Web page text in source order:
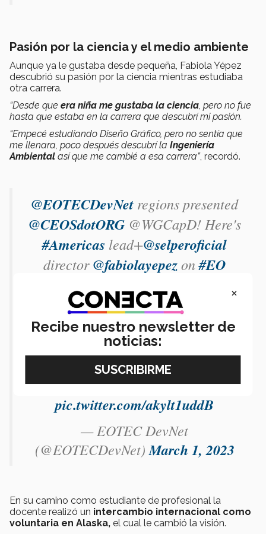
Pasión por la ciencia y el medio ambiente
Aunque ya le gustaba desde pequeña, Fabiola Yépez
descubrió su pasión por la ciencia mientras estudiaba
otra carrera.
“Desde que era niña me gustaba la ciencia, pero no fue
hasta que estaba en la carrera que descubrí mi pasión.
“Empecé estudiando Diseño Gráfico, pero no sentía que
me llenara, poco después descubrí la Ingeniería
Ambiental así que me cambié a esa carrera”, recordó.
@EOTECDevNet regions presented
@CEOSdotORG@WGCapD! Here's
#Americas lead+@selperoficial
director@fabiolayepezon#EO
TerefeHanchiso EffiomOku
GaniyAgbaje@JDanumah
@PhDAdrianGuzman
@LucaBrocca2 @wstraka_iii
@c_m_bhatt@rrdutta1@UNOOSA
pic.twitter.com/akylt1uddB
— EOTEC DevNet
(@EOTECDevNet) March 1, 2023
En su camino como estudiante de profesional la
docente realizó un intercambio internacional como
voluntaria en Alaska, el cual le cambió la visión.
×
Recibe nuestro newsletter de
noticias: